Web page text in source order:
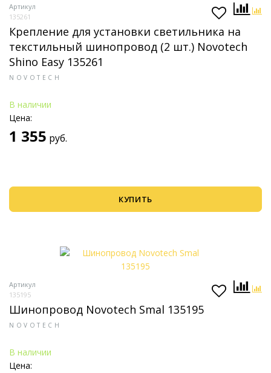
Артикул
135261
Крепление для установки светильника на
текстильный шинопровод (2 шт.) Novotech
Shino Easy 135261
NOVOTECH
В наличии
Цена:
1 355 руб.
КУПИТЬ
Артикул
135195
Шинопровод Novotech Smal 135195
NOVOTECH
В наличии
Цена: